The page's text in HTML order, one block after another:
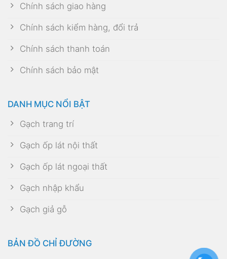
Chính sách giao hàng
Chính sách kiểm hàng, đổi trả
Chính sách thanh toán
Chính sách bảo mật
DANH MỤC NỔI BẬT
Gạch trang trí
Gạch ốp lát nội thất
Gạch ốp lát ngoại thất
Gạch nhập khẩu
Gạch giả gỗ
BẢN ĐỒ CHỈ ĐƯỜNG